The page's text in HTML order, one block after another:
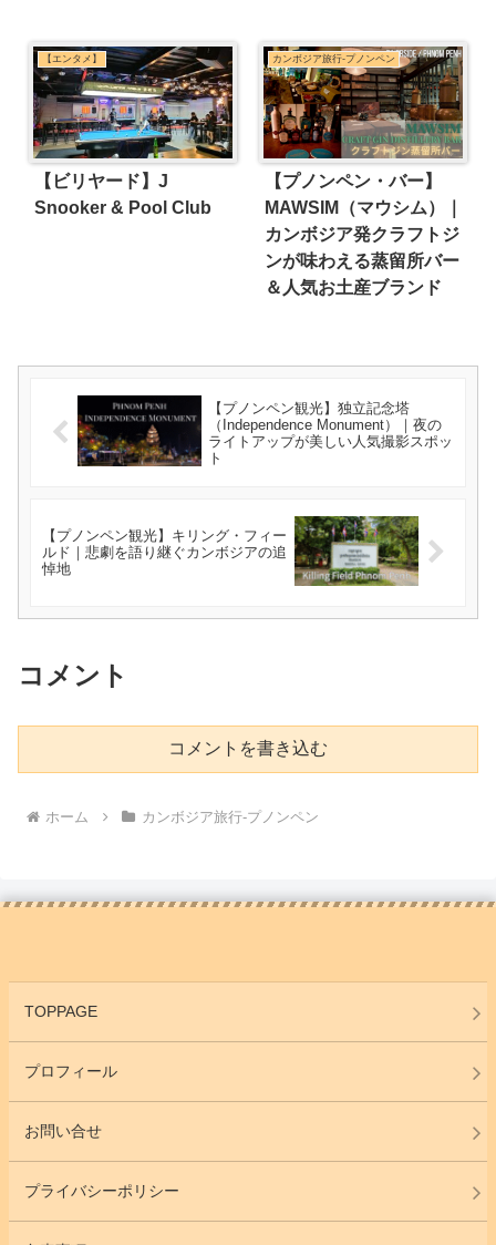
【エンタメ】
【ビリヤード】J
Snooker & Pool Club
カンボジア旅行-プノンペン
【プノンペン・バー】
MAWSIM（マウシム）｜
カンボジア発クラフトジ
ンが味わえる蒸留所バー
＆人気お土産ブランド
【プノンペン観光】独立記念塔
（Independence Monument）｜夜の
ライトアップが美しい人気撮影スポッ
ト
【プノンペン観光】キリング・フィー
ルド｜悲劇を語り継ぐカンボジアの追
悼地
コメント
コメントを書き込む
ホーム カンボジア旅行-プノンペン
TOPPAGE
プロフィール
お問い合せ
プライバシーポリシー